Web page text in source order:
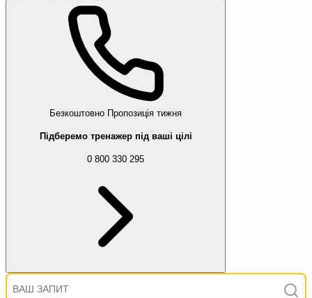
Безкоштовно Пропозиція тижня
Підберемо тренажер під ваші цілі
0 800 330 295